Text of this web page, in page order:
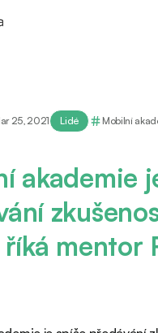
25, 2021 Lidé Mobilní
akademie
mentor